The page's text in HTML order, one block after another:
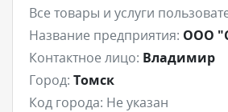
Все товары и услуги
Название предприятия: ООО
Контактное лицо: Владимир
Город: Томск
Код города: Не указан